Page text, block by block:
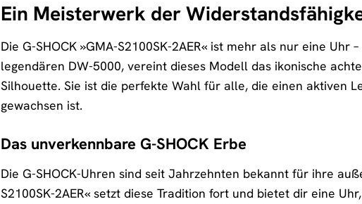
Ein Meisterwerk der
Die G-SHOCK »GMA-S2100SK-2AER« ist mehr als nur eine
legendären DW-5000, vereint dieses Modell das ikonische
Silhouette. Sie ist die perfekte Wahl für alle, die einen aktiven
gewachsen ist.
Das unverkennbare G-SHOCK Erbe
Die G-SHOCK-Uhren sind seit Jahrzehnten bekannt für ihre
S2100SK-2AER« setzt diese Tradition fort und bietet dir eine